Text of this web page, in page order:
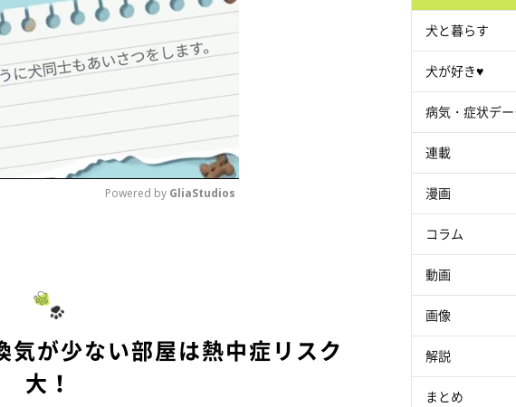
Powered by GliaStudios
が少ない部屋は熱中症リスク
大！
犬と暮らす
犬が好き♥
病気・症状デ
連載
漫画
コラム
動画
画像
解説
まとめ